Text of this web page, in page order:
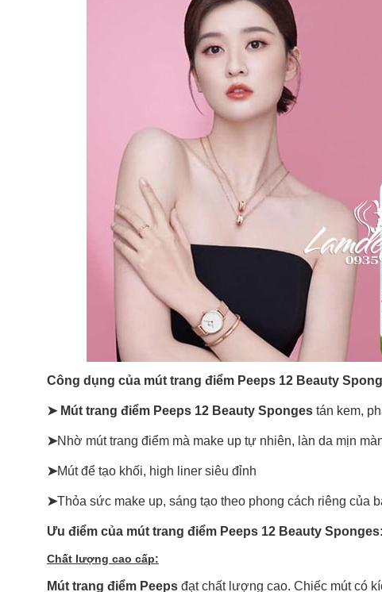
Công dụng của mút trang điểm Peeps 12 Beauty
➤ Mút trang điểm Peeps 12 Beauty Sponges tán kem,
➤Nhờ mút trang điểm mà make up tự nhiên, làn da mịn
➤Mút để tạo khối, high liner siêu đỉnh
➤Thỏa sức make up, sáng tạo theo phong cách riêng của
Ưu điểm của mút trang điểm Peeps 12 Beauty Sponges:
Chất lượng cao cấp:
Mút trang điểm Peeps đạt chất lượng cao. Chiếc mút có